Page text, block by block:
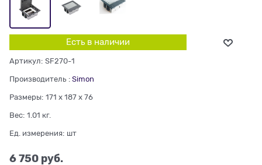
Есть в наличии
Артикул: SF270-1
Производитель : Simon
Размеры: 171 x 187 x 76
Вес: 1.01 кг.
Ед. измерения: шт
6 750 руб.